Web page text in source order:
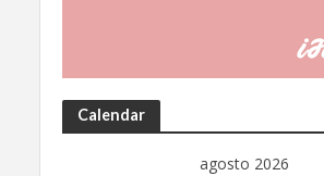
Calendar
agosto 2026